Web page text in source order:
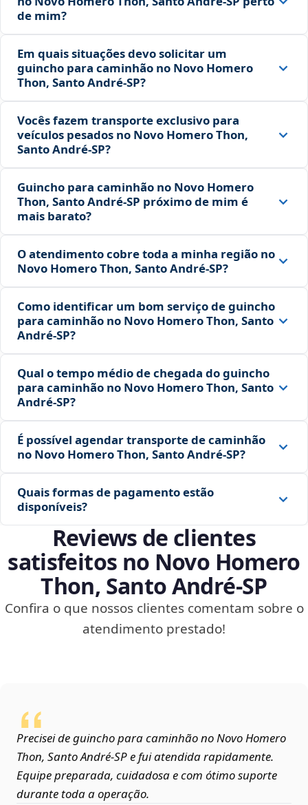
de mim?
Em quais situações devo solicitar um
guincho para caminhão no Novo Homero
Thon, Santo André‑SP?
Vocês fazem transporte exclusivo para
veículos pesados no Novo Homero Thon,
Santo André‑SP?
Guincho para caminhão no Novo Homero
Thon, Santo André‑SP próximo de mim é
mais barato?
O atendimento cobre toda a minha região no
Novo Homero Thon, Santo André‑SP?
Como identificar um bom serviço de guincho
para caminhão no Novo Homero Thon, Santo
André‑SP?
Qual o tempo médio de chegada do guincho
para caminhão no Novo Homero Thon, Santo
André‑SP?
É possível agendar transporte de caminhão
no Novo Homero Thon, Santo André‑SP?
Quais formas de pagamento estão
disponíveis?
Reviews de clientes
satisfeitos no Novo Homero
Thon, Santo André‑SP
Confira o que nossos clientes comentam sobre o
atendimento prestado!
Precisei de guincho para caminhão no Novo Homero
Thon, Santo André‑SP e fui atendida rapidamente.
Equipe preparada, cuidadosa e com ótimo suporte
durante toda a operação.